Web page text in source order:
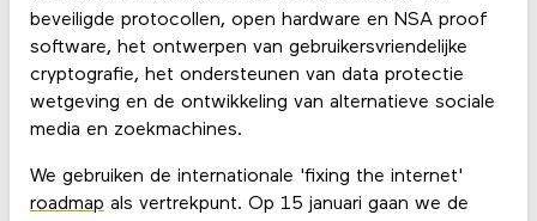
beveiligde protocollen, open hardware en NSA proof
software, het ontwerpen van gebruikersvriendelijke
cryptografie, het ondersteunen van data protectie
wetgeving en de ontwikkeling van alternatieve sociale
media en zoekmachines.
We gebruiken de internationale 'fixing the internet'
roadmap als vertrekpunt. Op 15 januari gaan we de